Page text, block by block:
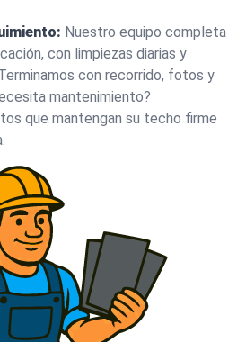
Nuestro equipo completa
con limpiezas diarias y
con recorrido, fotos y
mantenimiento?
que mantengan su techo firme